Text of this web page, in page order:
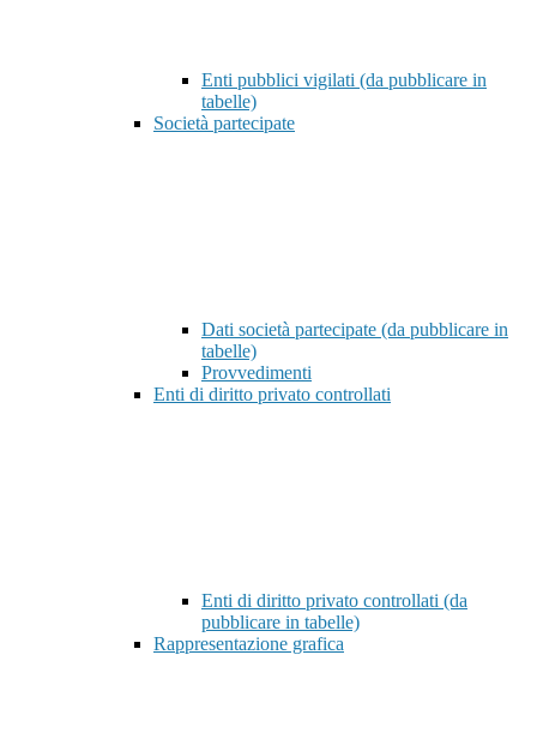
Enti pubblici vigilati (da pubblicare in
tabelle)
Società partecipate
Dati società partecipate (da pubblicare in
tabelle)
Provvedimenti
Enti di diritto privato controllati
Enti di diritto privato controllati (da
pubblicare in tabelle)
Rappresentazione grafica